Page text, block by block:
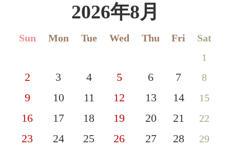
2026年8月
Sun Mon Tue Wed Thu Fri
Sat
1
2 3 4 5 6 7 8
9 10 11 12 13 14 15
16 17 18 19 20 21 22
23 24 25 26 27 28 29